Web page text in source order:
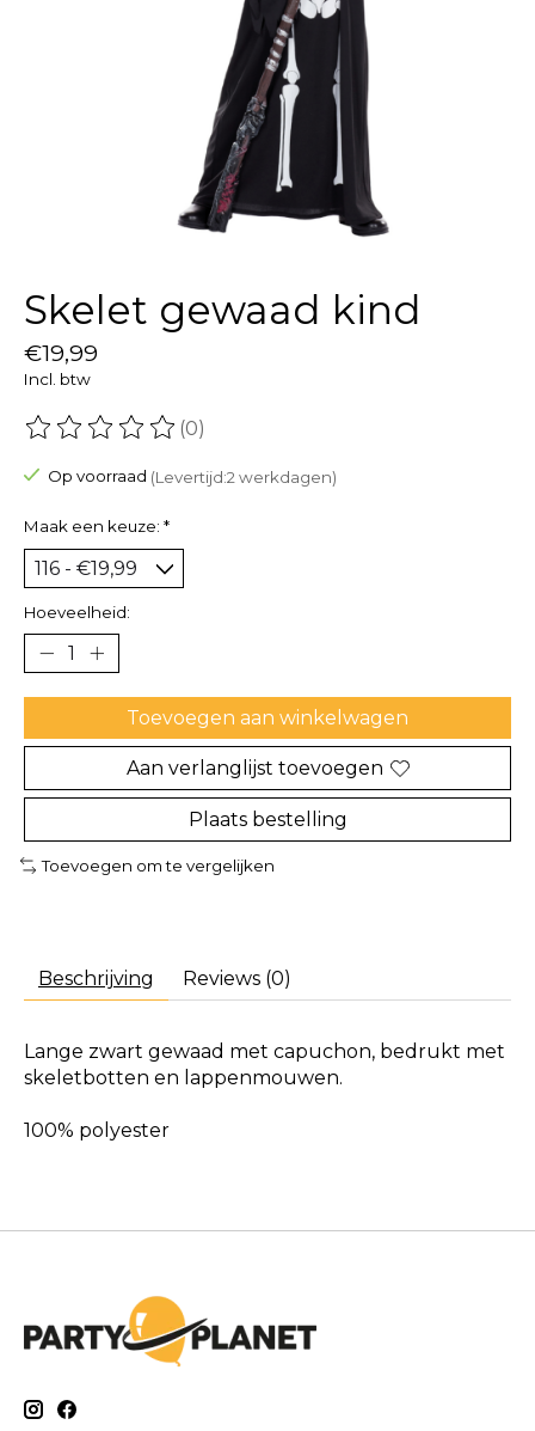
Skelet gewaad kind
€19,99
Incl. btw
De beoordeling van dit product is
(0)
Op voorraad (Levertijd:2 werkdagen)
Maak een keuze: *
Hoeveelheid:
Toevoegen aan winkelwagen
Aan verlanglijst toevoegen
Plaats bestelling
Toevoegen om te vergelijken
Beschrijving Reviews (0)
Lange zwart gewaad met capuchon, bedrukt met
skeletbotten en lappenmouwen.
100% polyester